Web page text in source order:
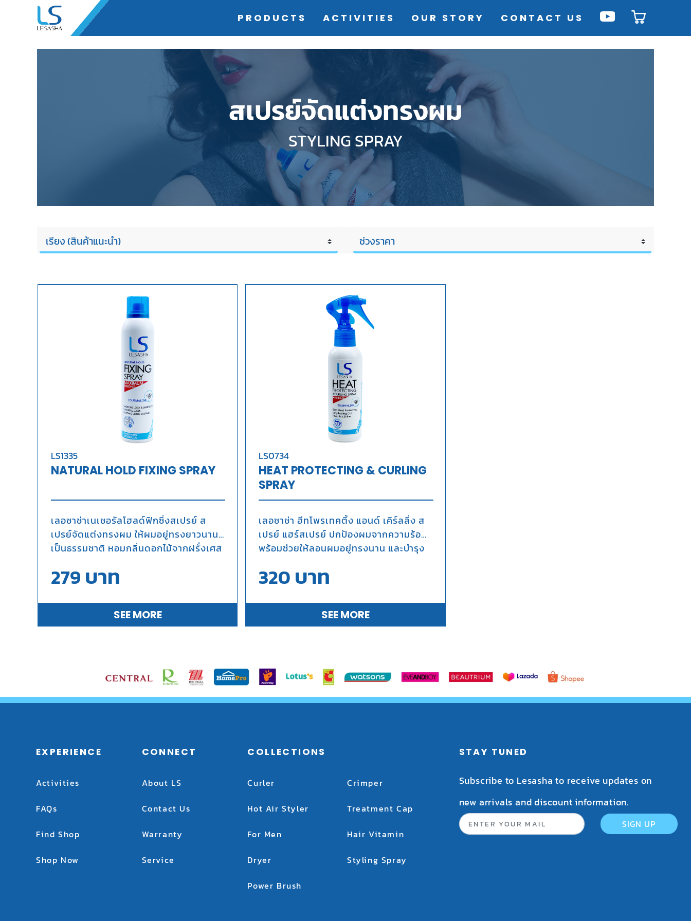
PRODUCTS (current)
ACTIVITIES OUR STORY CONTACT US
สเปรย์จัดแต่งทรงผม
STYLING SPRAY
LS1335
NATURAL HOLD FIXING SPRAY
เลอซาช่าเนเชอรัลโฮลด์ฟิกซิ่งสเปรย์ ส
เปรย์จัดแต่งทรงผม ให้ผมอยู่ทรงยาวนาน
เป็นธรรมชาติ หอมกลิ่นดอกไม้จากฝรั่งเศส
279 บาท
SEE MORE
LS0734
HEAT PROTECTING & CURLING
SPRAY
เลอซาช่า ฮีทโพรเทคติ้ง แอนด์ เคิร์ลลิ่ง ส
เปรย์ แฮร์สเปรย์ ปกป้องผมจากความร้อน
พร้อมช่วยให้ลอนผมอยู่ทรงนาน และบำรุง
320 บาท
SEE MORE
EXPERIENCE
Activities
FAQs
Find Shop
Shop Now
CONNECT
About LS
Contact Us
Warranty
Service
COLLECTIONS
Curler
Hot Air Styler
For Men
Dryer
Power Brush
Crimper
Treatment Cap
Hair Vitamin
Styling Spray
STAY TUNED
Subscribe to Lesasha to receive updates on
new arrivals and discount information.
SIGN UP